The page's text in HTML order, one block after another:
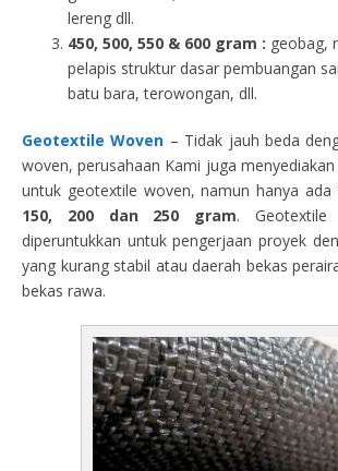
lereng dll.
450, 500, 550 & 600 gram : geobag,
pelapis struktur dasar pembuangan
batu bara, terowongan, dll.
Geotextile Woven – Tidak jauh beda
woven, perusahaan Kami juga
untuk geotextile woven, namun hanya ada
150, 200 dan 250 gram.
diperuntukkan untuk pengerjaan proyek
yang kurang stabil atau daerah bekas
bekas rawa.